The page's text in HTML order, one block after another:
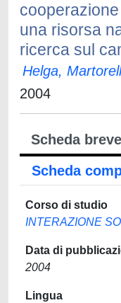
una risorsa
ricerca sul
Helga,
2004
Scheda breve
Scheda
Corso di studio
INTERAZIONE
Data di
2004
Lingua